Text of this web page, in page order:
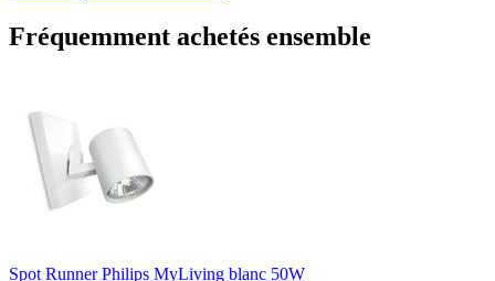
Fréquemment achetés ensemble
Spot Runner Philips MyLiving blanc 50W